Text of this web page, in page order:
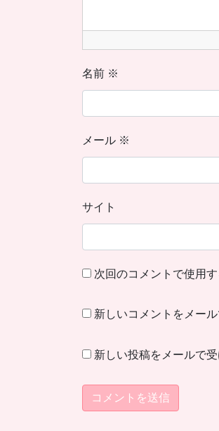
名前 ※
メール ※
サイト
次回のコメントで使用
新しいコメントをメー
新しい投稿をメールで